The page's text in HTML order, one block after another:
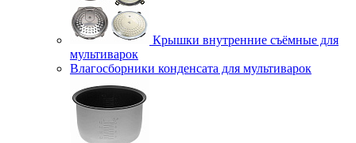
Крышки внутренние съёмные для
мультиварок
Влагосборники конденсата для мультиварок